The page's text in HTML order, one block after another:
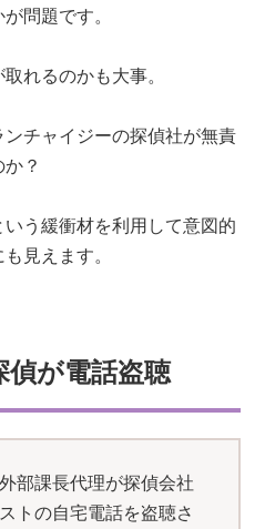
問題です。
れるのかも大事。
チャイジーの探偵社が無責
？
う緩衝材を利用して意図的
見えます。
が電話盗聴
部課長代理が探偵会社
トの自宅電話を盗聴さ